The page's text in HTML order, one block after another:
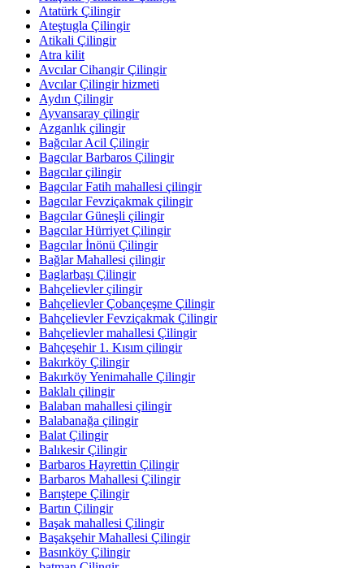
Atatürk Çilingir
Ateştugla Çilingir
Atikali Çilingir
Atra kilit
Avcılar Cihangir Çilingir
Avcılar Çilingir hizmeti
Aydın Çilingir
Ayvansaray çilingir
Azganlık çilingir
Bağcılar Acil Çilingir
Bagcılar Barbaros Çilingir
Bagcılar çilingir
Bagcılar Fatih mahallesi çilingir
Bagcılar Fevziçakmak çilingir
Bagcılar Güneşli çilingir
Bagcılar Hürriyet Çilingir
Bagcılar İnönü Çilingir
Bağlar Mahallesi çilingir
Baglarbaşı Çilingir
Bahçelievler çilingir
Bahçelievler Çobançeşme Çilingir
Bahçelievler Fevziçakmak Çilingir
Bahçelievler mahallesi Çilingir
Bahçeşehir 1. Kısım çilingir
Bakırköy Çilingir
Bakırköy Yenimahalle Çilingir
Baklalı çilingir
Balaban mahallesi çilingir
Balabanağa çilingir
Balat Çilingir
Balıkesir Çilingir
Barbaros Hayrettin Çilingir
Barbaros Mahallesi Çilingir
Barıştepe Çilingir
Bartın Çilingir
Başak mahallesi Çilingir
Başakşehir Mahallesi Çilingir
Basınköy Çilingir